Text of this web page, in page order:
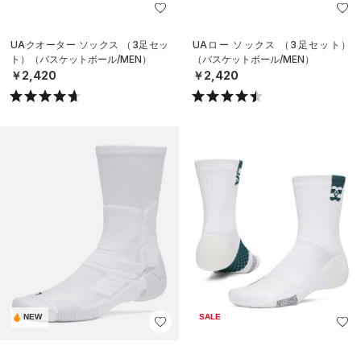
UAクオーター ソックス （3足セッ
ト）（バスケットボール/MEN）
￥2,420
UAロー ソックス （3足セット）
（バスケットボール/MEN）
￥2,420
NEW SALE